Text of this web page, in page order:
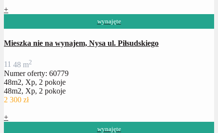
+
wynajęte
Mieszka nie na wynajem, Nysa ul. Piłsudskiego
11 48 m2
Numer oferty: 60779
48m2, Xp, 2 pokoje
48m2, Xp, 2 pokoje
2 300 zł
+
wynajęte